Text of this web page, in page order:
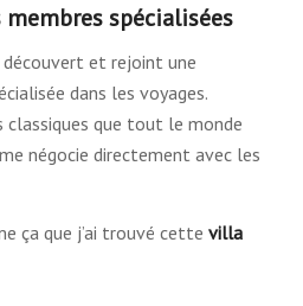
spécialisées
découvert et rejoint une
dans les voyages.
que tout le monde
négocie directement avec les
ça que j’ai trouvé cette villa